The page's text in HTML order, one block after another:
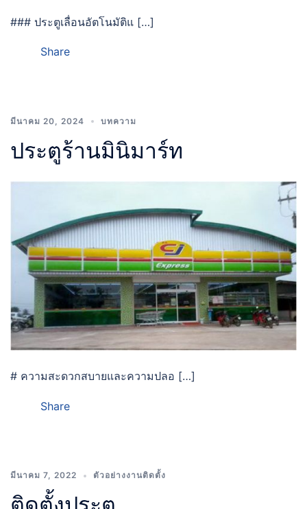
### ประตูเลื่อนอัตโนมัติแ […]
Share
มีนาคม 20, 2024 บทความ
ประตูร้านมินิมาร์ท
# ความสะดวกสบายและความปลอ […]
Share
มีนาคม 7, 2022 ตัวอย่างงานติดตั้ง